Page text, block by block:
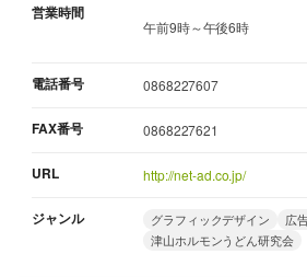
営業時間
午前9時～午後6時
電話番号 0868227607
FAX番号 0868227621
URL http://net-ad.co.jp/
ジャンル グラフィックデザイン 広
津山ホルモンうどん研究会